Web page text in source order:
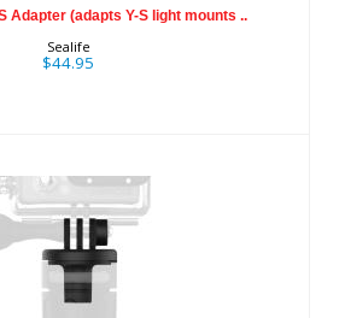
$44.95
Adapter (adapts Y-S light mounts ..
Sealife
$44.95